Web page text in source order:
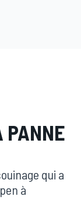
PANNE
qui a
à